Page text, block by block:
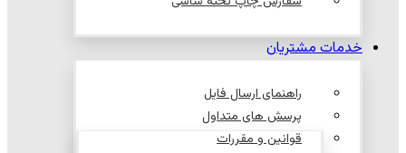
خدمات مشتریان
راهنمای ارسال فایل
پرسش های متداول
قوانین و مقررات